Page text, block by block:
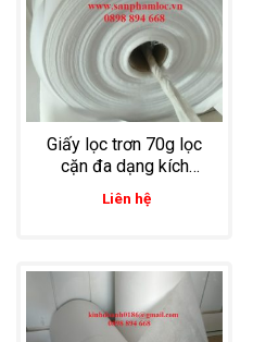
Giấy lọc trơn 70g lọc
cặn đa dạng kích
Liên hệ